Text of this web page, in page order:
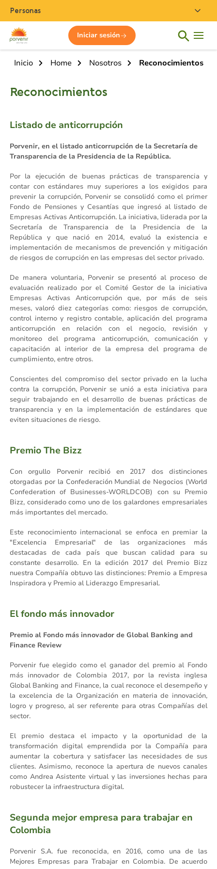
Personas
Iniciar sesión
Inicio Home Nosotros Reconocimientos
Reconocimientos
Listado de anticorrupción
Porvenir, en el listado anticorrupción de la Secretaría de
Transparencia de la Presidencia de la República.
Por la ejecución de buenas prácticas de transparencia y
contar con estándares muy superiores a los exigidos para
prevenir la corrupción, Porvenir se consolidó como el primer
Fondo de Pensiones y Cesantías que ingresó al listado de
Empresas Activas Anticorrupción. La iniciativa, liderada por la
Secretaría de Transparencia de la Presidencia de la
República y que nació en 2014, evaluó la existencia e
implementación de mecanismos de prevención y mitigación
de riesgos de corrupción en las empresas del sector privado.
De manera voluntaria, Porvenir se presentó al proceso de
evaluación realizado por el Comité Gestor de la iniciativa
Empresas Activas Anticorrupción que, por más de seis
meses, valoró diez categorías como: riesgos de corrupción,
control interno y registro contable, aplicación del programa
anticorrupción en relación con el negocio, revisión y
monitoreo del programa anticorrupción, comunicación y
capacitación al interior de la empresa del programa de
cumplimiento, entre otros.
Conscientes del compromiso del sector privado en la lucha
contra la corrupción, Porvenir se unió a esta iniciativa para
seguir trabajando en el desarrollo de buenas prácticas de
transparencia y en la implementación de estándares que
eviten situaciones de riesgo.
Premio The Bizz
Con orgullo Porvenir recibió en 2017 dos distinciones
otorgadas por la Confederación Mundial de Negocios (World
Confederation of Businesses-WORLDCOB) con su Premio
Bizz, considerado como uno de los galardones empresariales
más importantes del mercado.
Este reconocimiento internacional se enfoca en premiar la
"Excelencia Empresarial" de las organizaciones más
destacadas de cada país que buscan calidad para su
constante desarrollo. En la edición 2017 del Premio Bizz
nuestra Compañía obtuvo las distinciones: Premio a Empresa
Inspiradora y Premio al Liderazgo Empresarial.
El fondo más innovador
Premio al Fondo más innovador de Global Banking and
Finance Review
Porvenir fue elegido como el ganador del premio al Fondo
más innovador de Colombia 2017, por la revista inglesa
Global Banking and Finance, la cual reconoce el desempeño y
la excelencia de la Organización en materia de innovación,
logro y progreso, al ser referente para otras Compañías del
sector.
El premio destaca el impacto y la oportunidad de la
transformación digital emprendida por la Compañía para
aumentar la cobertura y satisfacer las necesidades de sus
clientes. Asimismo, reconoce la apertura de nuevos canales
como Andrea Asistente virtual y las inversiones hechas para
robustecer la infraestructura digital.
Segunda mejor empresa para trabajar en
Colombia
Porvenir S.A. fue reconocida, en 2016, como una de las
Mejores Empresas para Trabajar en Colombia. De acuerdo